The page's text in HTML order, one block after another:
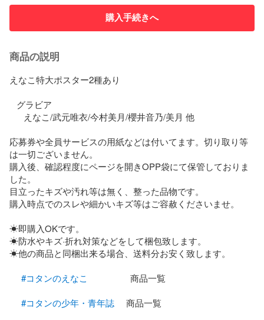
購入手続きへ
商品の説明
えなこ特大ポスター2種あり
応募券や全員サービスの用紙などは付いてます。切り取り等
は一切ございません。
購入後、確認程度にページを開きOPP袋にて保管しておりま
した。
目立ったキズや汚れ等は無く、整った品物です。
購入時点でのスレや細かいキズ等はご容赦くださいませ。
☀即購入OKです。
☀防水やキズ·折れ対策などをして梱包致します。
☀他の商品と同梱出来る場合、送料分お安く致します。
#コタンのえなこ
                  商品一覧
#コタンの少年・青年誌
     商品一覧